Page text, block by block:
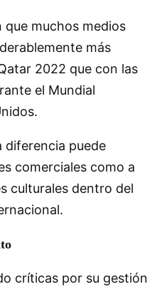
que muchos medios
más
2022 que con las
el Mundial
diferencia puede
comerciales como a
culturales dentro del
críticas por su gestión